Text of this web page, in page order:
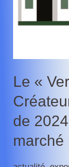
Le «
de
marché